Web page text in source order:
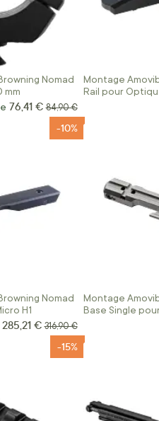
Nomad
mm
76,41 € Prix normal
84,90 €
Montage
Rail pour
Nomad
H1
-10%
Prix Spécial
285,21 € Prix normal
316,90 €
Montage
Base Single
-15%